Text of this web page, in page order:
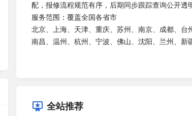
配，报修流程规范有序，后期同步跟踪查询公开透
服务范围：覆盖全国各省市
北京、上海、天津、重庆、苏州、南京、成都、台
南昌、温州、杭州、宁波、佛山、沈阳、兰州、新
全站推荐